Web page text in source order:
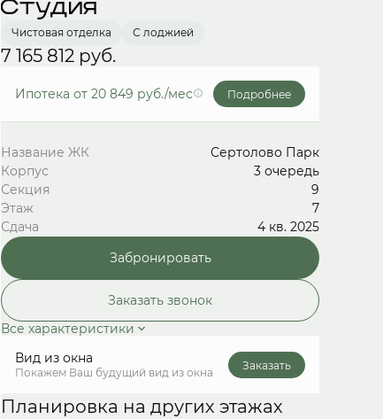
Студия
Чистовая отделка С лоджией
7 165 812 руб.
Ипотека от 20 849 руб./мес Подробнее
Название ЖК
Сертолово Парк
Корпус
3 очередь
Секция
9
Этаж
7
Сдача
4 кв. 2025
Забронировать
Заказать звонок
Все характеристики
Вид из окна
Покажем Ваш будущий вид из окна
Заказать
Планировка на других этажах